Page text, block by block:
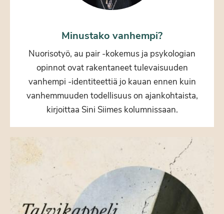
Minustako vanhempi?
Nuorisotyö, au pair -kokemus ja psykologian
opinnot ovat rakentaneet tulevaisuuden
vanhempi -identiteettiä jo kauan ennen kuin
vanhemmuuden todellisuus on ajankohtaista,
kirjoittaa Sini Siimes kolumnissaan.